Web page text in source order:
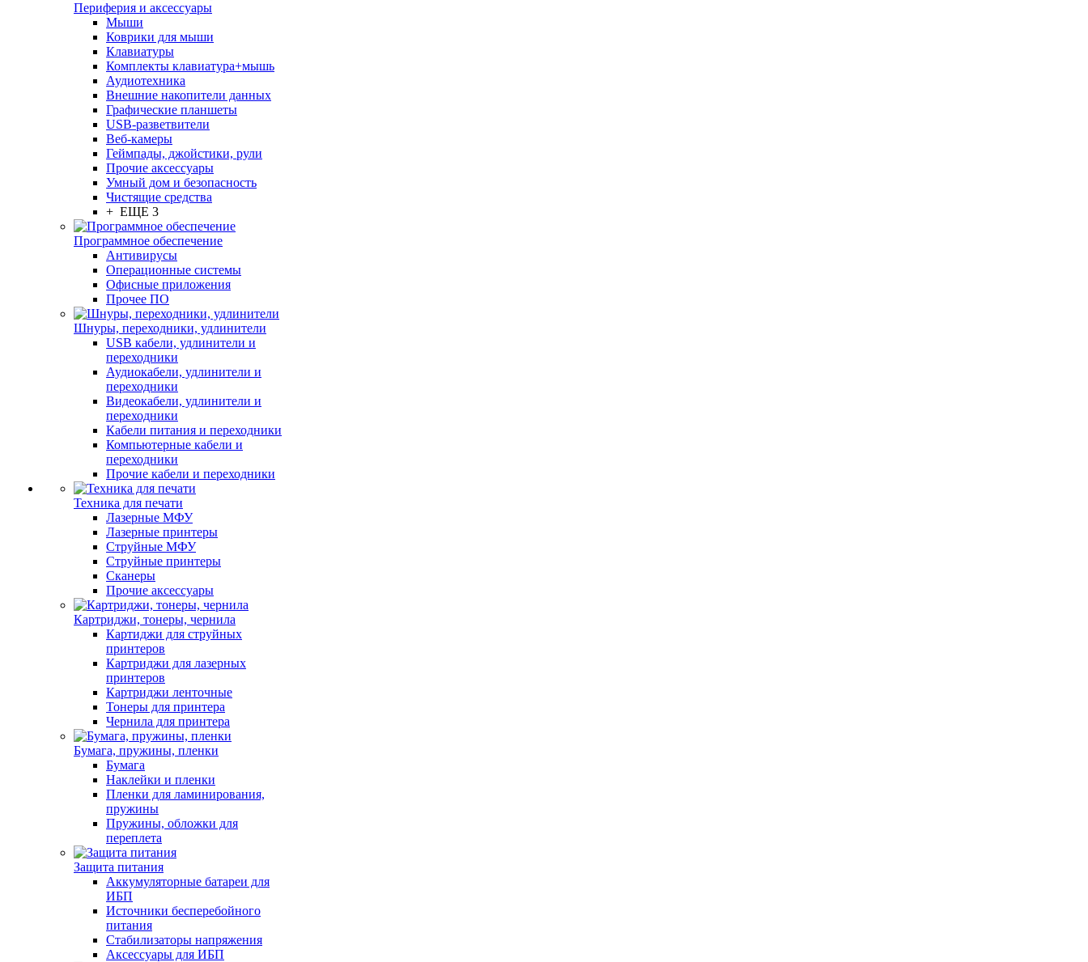
Периферия и аксессуары
Мыши
Коврики для мыши
Клавиатуры
Комплекты клавиатура+мышь
Аудиотехника
Внешние накопители данных
Графические планшеты
USB-разветвители
Веб-камеры
Геймпады, джойстики, рули
Прочие аксессуары
Умный дом и безопасность
Чистящие средства
+ ЕЩЕ 3
Программное обеспечение
Антивирусы
Операционные системы
Офисные приложения
Прочее ПО
Шнуры, переходники, удлинители
USB кабели, удлинители и
переходники
Аудиокабели, удлинители и
переходники
Видеокабели, удлинители и
переходники
Кабели питания и переходники
Компьютерные кабели и
переходники
Прочие кабели и переходники
Техника для печати
Лазерные МФУ
Лазерные принтеры
Струйные МФУ
Струйные принтеры
Сканеры
Прочие аксессуары
Картриджи, тонеры, чернила
Картиджи для струйных
принтеров
Картриджи для лазерных
принтеров
Картриджи ленточные
Тонеры для принтера
Чернила для принтера
Бумага, пружины, пленки
Бумага
Наклейки и пленки
Пленки для ламинирования,
пружины
Пружины, обложки для
переплета
Защита питания
Аккумуляторные батареи для
ИБП
Источники бесперебойного
питания
Стабилизаторы напряжения
Аксессуары для ИБП